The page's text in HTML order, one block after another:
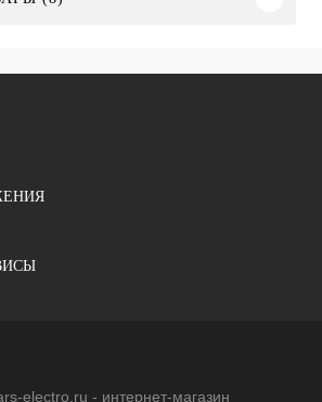
electro.ru - интернет-магазин